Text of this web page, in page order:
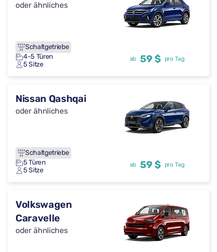
oder ähnliches
Schaltgetriebe
4-5 Türen
5 Sitze
ab 59 $ pro Tag
Nissan Qashqai
oder ähnliches
Schaltgetriebe
5 Türen
5 Sitze
ab 59 $ pro Tag
Volkswagen
Caravelle
oder ähnliches